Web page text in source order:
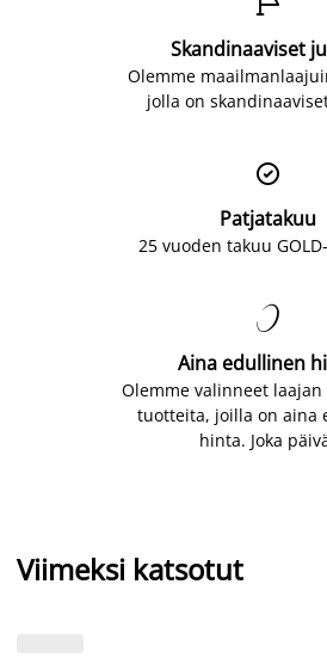
Skandinaaviset
Olemme
jolla on

Patjatakuu
25 vuoden takuu

Aina edullinen
Olemme valinneet laajan
tuotteita, joilla on aina
hinta. Joka
Viimeksi katsotut